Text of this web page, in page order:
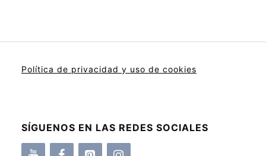
Política de privacidad y uso de cookies
SÍGUENOS EN LAS REDES SOCIALES